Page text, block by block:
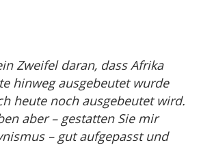
Zweifel daran, dass Afrika
hinweg ausgebeutet wurde
heute noch ausgebeutet wird.
aber – gestatten Sie mir
– gut aufgepasst und